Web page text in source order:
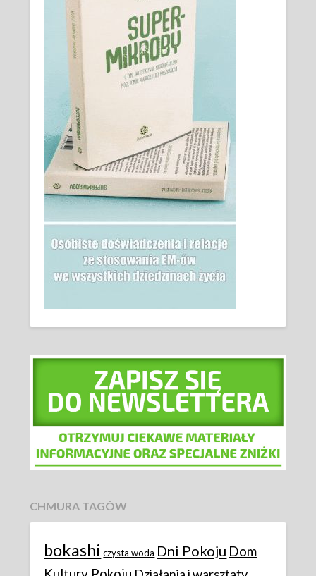
CHMURA TAGÓW
bokashi czysta woda Dni Pokoju Dom